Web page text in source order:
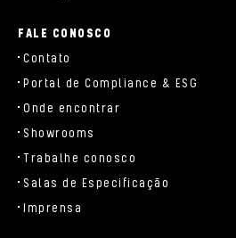
FALE CONOSCO
Contato
Portal de Compliance & ESG
Onde encontrar
Showrooms
Trabalhe conosco
Salas de Especificação
Imprensa